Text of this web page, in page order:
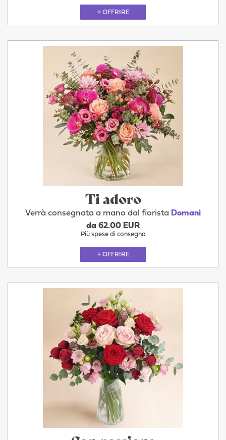
OFFRIRE
Ti adoro
Verrà consegnata a mano dal fiorista Domani
da 62.00 EUR
Più spese di consegna
OFFRIRE